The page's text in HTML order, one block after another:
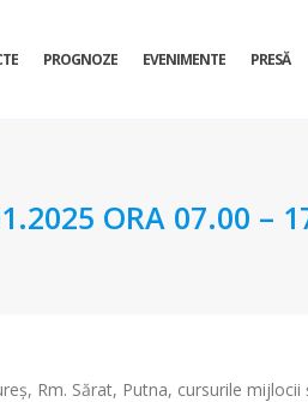
PROGNOZE EVENIMENTE PRESĂ
ORA 07.00 –
Rm. Sărat, Putna, cursurile mijlocii